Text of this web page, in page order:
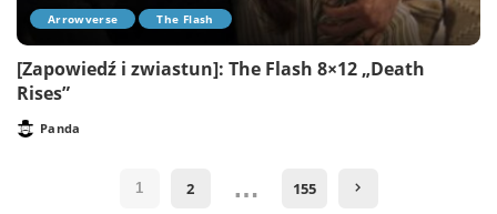
Arrowverse The Flash
[Zapowiedź i zwiastun]: The Flash 8×12 „Death
Rises”
PostedPanda
1 2 … 155